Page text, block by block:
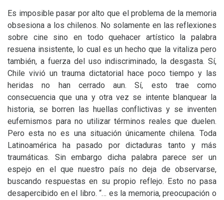
Es imposible pasar por alto que el problema de la memoria
obsesiona a los chilenos. No solamente en las reflexiones
sobre cine sino en todo quehacer artístico la palabra
resuena insistente, lo cual es un hecho que la vitaliza pero
también, a fuerza del uso indiscriminado, la desgasta. Sí,
Chile vivió un trauma dictatorial hace poco tiempo y las
heridas no han cerrado aun. Sí, esto trae como
consecuencia que una y otra vez se intente blanquear la
historia, se borren las huellas conflictivas y se inventen
eufemismos para no utilizar términos reales que duelen.
Pero esta no es una situación únicamente chilena. Toda
Latinoamérica ha pasado por dictaduras tanto y más
traumáticas. Sin embargo dicha palabra parece ser un
espejo en el que nuestro país no deja de observarse,
buscando respuestas en su propio reflejo. Esto no pasa
desapercibido en el libro. “… es la memoria, preocupación o